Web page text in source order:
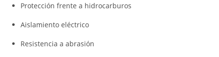
Protección frente a hidrocarburos
Aislamiento eléctrico
Resistencia a abrasión